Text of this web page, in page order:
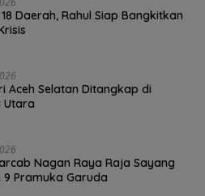
Daerah, Rahul Siap Bangkitkan
Aceh Selatan Ditangkap di
Utara
Nagan Raya Raja Sayang
9 Pramuka Garuda